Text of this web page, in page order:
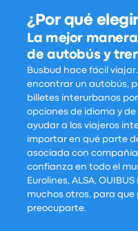
¿Por qué
La mejor
de autobús y
Busbud hace fácil
encontrar un autobús,
billetes interurbanos
opciones de idioma y
ayudar a los viajeros
importar en qué parte
asociada con
confianza en todo el
Eurolines, ALSA,
muchos otros, para que
preocuparte.